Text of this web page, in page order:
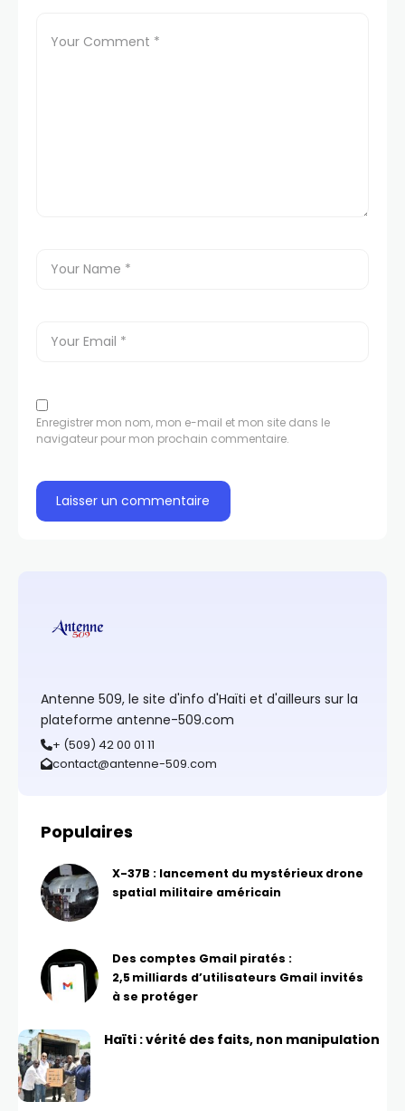
Enregistrer mon nom, mon e-mail et mon site dans le
navigateur pour mon prochain commentaire.
Antenne 509, le site d'info d'Haïti et d'ailleurs sur la
plateforme antenne-509.com
+ (509) 42 00 01 11
contact@antenne-509.com
Populaires
X-37B : lancement du mystérieux drone
spatial militaire américain
Des comptes Gmail piratés :
2,5 milliards d’utilisateurs Gmail invités
à se protéger
Haïti : vérité des faits, non manipulation